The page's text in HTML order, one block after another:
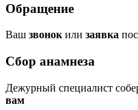
Обращение
Ваш звонокили заявка
Сбор анамнеза
Дежурный специалист
вам